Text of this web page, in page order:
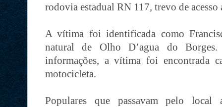
rodovia estadual RN 117, trevo de
A vítima foi identificada como
natural de Olho D’agua do
informações, a vítima foi encontrada
motocicleta.
Populares que passavam pelo local